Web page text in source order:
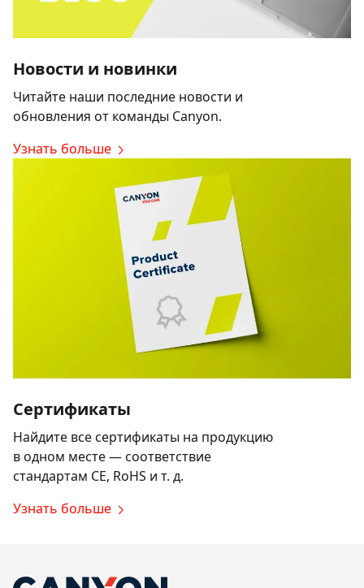
Новости и новинки
Читайте наши последние новости и
обновления от команды Canyon.
Узнать больше
Сертификаты
Найдите все сертификаты на продукцию
в одном месте — соответствие
стандартам CE, RoHS и т. д.
Узнать больше